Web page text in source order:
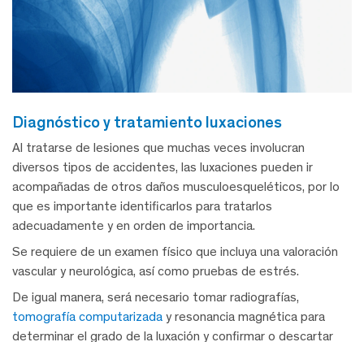
diagnóstico y tratamiento luxaciones
Al tratarse de lesiones que muchas veces involucran
diversos tipos de accidentes, las luxaciones pueden ir
acompañadas de otros daños musculoesqueléticos, por lo
que es importante identificarlos para tratarlos
adecuadamente y en orden de importancia.
Se requiere de un examen físico que incluya una valoración
vascular y neurológica, así como pruebas de estrés.
De igual manera, será necesario tomar radiografías,
tomografía computarizada y resonancia magnética para
determinar el grado de la luxación y confirmar o descartar